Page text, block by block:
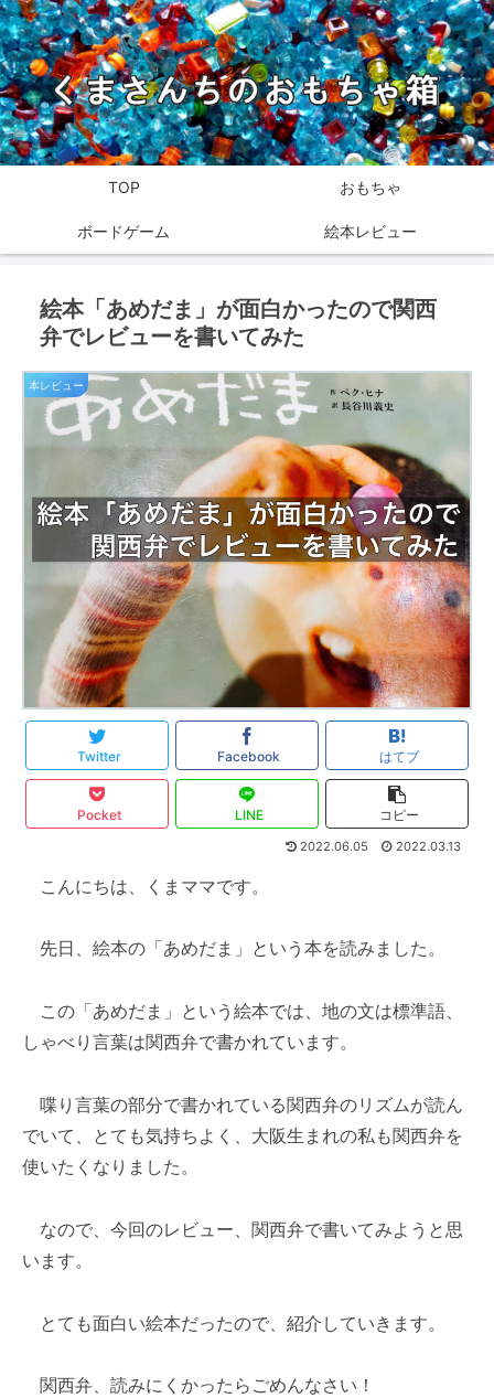
TOP おもちゃ
ボードゲーム 絵本レビュー
絵本「あめだま」が面白かったので関西
弁でレビューを書いてみた
本レビュー
Twitter Facebook はてブ
Pocket LINE コピー
2022.06.05 2022.03.13
こんにちは、くまママです。
先日、絵本の「あめだま」という本を読みました。
この「あめだま」という絵本では、地の文は標準語、
しゃべり言葉は関西弁で書かれています。
喋り言葉の部分で書かれている関西弁のリズムが読ん
でいて、とても気持ちよく、大阪生まれの私も関西弁を
使いたくなりました。
なので、今回のレビュー、関西弁で書いてみようと思
います。
とても面白い絵本だったので、紹介していきます。
関西弁、読みにくかったらごめんなさい！